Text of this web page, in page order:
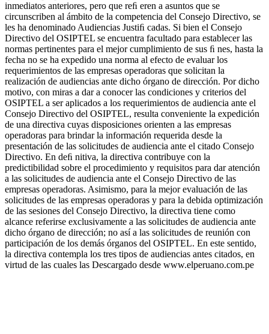
inmediatos anteriores, pero que reﬁ eren a asuntos que se
circunscriben al ámbito de la competencia del Consejo Directivo, se
les ha denominado Audiencias Justiﬁ cadas. Si bien el Consejo
Directivo del OSIPTEL se encuentra facultado para establecer las
normas pertinentes para el mejor cumplimiento de sus ﬁ nes, hasta la
fecha no se ha expedido una norma al efecto de evaluar los
requerimientos de las empresas operadoras que solicitan la
realización de audiencias ante dicho órgano de dirección. Por dicho
motivo, con miras a dar a conocer las condiciones y criterios del
OSIPTEL a ser aplicados a los requerimientos de audiencia ante el
Consejo Directivo del OSIPTEL, resulta conveniente la expedición
de una directiva cuyas disposiciones orienten a las empresas
operadoras para brindar la información requerida desde la
presentación de las solicitudes de audiencia ante el citado Consejo
Directivo. En deﬁ nitiva, la directiva contribuye con la
predictibilidad sobre el procedimiento y requisitos para dar atención
a las solicitudes de audiencia ante el Consejo Directivo de las
empresas operadoras. Asimismo, para la mejor evaluación de las
solicitudes de las empresas operadoras y para la debida optimización
de las sesiones del Consejo Directivo, la directiva tiene como
alcance referirse exclusivamente a las solicitudes de audiencia ante
dicho órgano de dirección; no así a las solicitudes de reunión con
participación de los demás órganos del OSIPTEL. En este sentido,
la directiva contempla los tres tipos de audiencias antes citados, en
virtud de las cuales las Descargado desde www.elperuano.com.pe